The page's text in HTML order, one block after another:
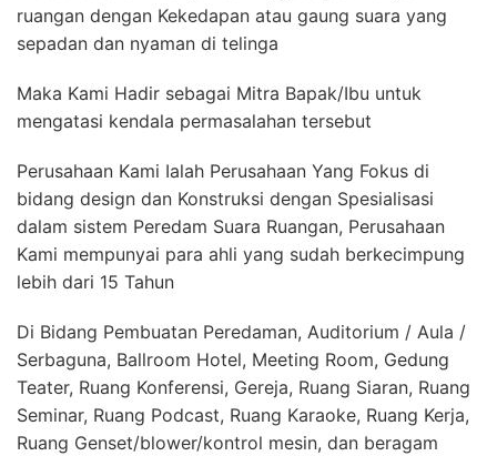
ruangan dengan Kekedapan atau gaung suara yang
sepadan dan nyaman di telinga
Maka Kami Hadir sebagai Mitra Bapak/Ibu untuk
mengatasi kendala permasalahan tersebut
Perusahaan Kami Ialah Perusahaan Yang Fokus di
bidang design dan Konstruksi dengan Spesialisasi
dalam sistem Peredam Suara Ruangan, Perusahaan
Kami mempunyai para ahli yang sudah berkecimpung
lebih dari 15 Tahun
Di Bidang Pembuatan Peredaman, Auditorium / Aula /
Serbaguna, Ballroom Hotel, Meeting Room, Gedung
Teater, Ruang Konferensi, Gereja, Ruang Siaran, Ruang
Seminar, Ruang Podcast, Ruang Karaoke, Ruang Kerja,
Ruang Genset/blower/kontrol mesin, dan beragam